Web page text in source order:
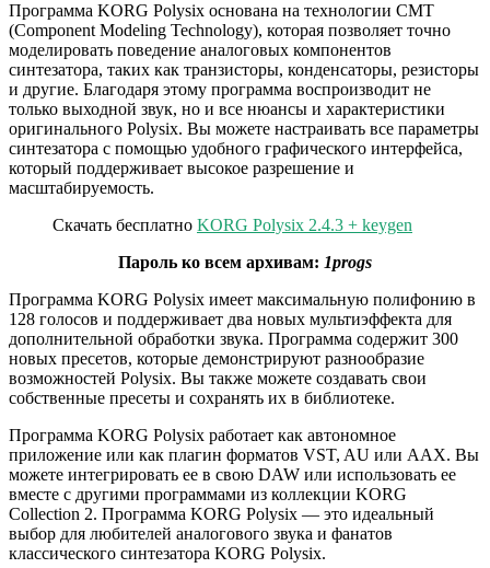
Программа KORG Polysix основана на технологии CMT
(Component Modeling Technology), которая позволяет точно
моделировать поведение аналоговых компонентов
синтезатора, таких как транзисторы, конденсаторы, резисторы
и другие. Благодаря этому программа воспроизводит не
только выходной звук, но и все нюансы и характеристики
оригинального Polysix. Вы можете настраивать все параметры
синтезатора с помощью удобного графического интерфейса,
который поддерживает высокое разрешение и
масштабируемость.
Скачать бесплатно KORG Polysix 2.4.3 + keygen
Пароль ко всем архивам: 1progs
Программа KORG Polysix имеет максимальную полифонию в
128 голосов и поддерживает два новых мультиэффекта для
дополнительной обработки звука. Программа содержит 300
новых пресетов, которые демонстрируют разнообразие
возможностей Polysix. Вы также можете создавать свои
собственные пресеты и сохранять их в библиотеке.
Программа KORG Polysix работает как автономное
приложение или как плагин форматов VST, AU или AAX. Вы
можете интегрировать ее в свою DAW или использовать ее
вместе с другими программами из коллекции KORG
Collection 2. Программа KORG Polysix — это идеальный
выбор для любителей аналогового звука и фанатов
классического синтезатора KORG Polysix.